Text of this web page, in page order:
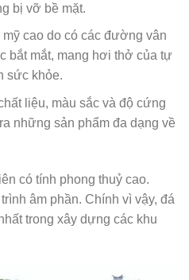
bị vỡ bề mặt.
cao do có các đường vân
bắt mắt, mang hơi thở của tự
sức khỏe.
liệu, màu sắc và độ cứng
những sản phẩm đa dạng về
có tính phong thuỷ cao.
âm phần. Chính vì vậy, đá
trong xây dựng các khu